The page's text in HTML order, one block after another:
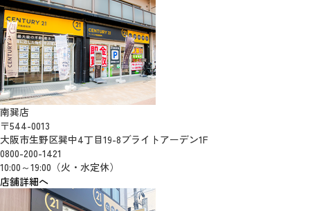
南巽店
〒544-0013
大阪市生野区巽中4丁目19-8ブライトアーデン1F
0800-200-1421
10:00～19:00（火・水定休）
店舗詳細へ